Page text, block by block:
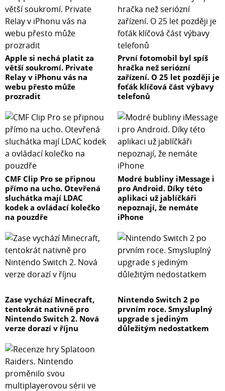
Apple si nechá platit za
větší soukromí. Private
Relay v iPhonu vás na
webu přesto může
prozradit
První fotomobil byl spíš
hračka než seriózní
zařízení. O 25 let později je
foťák klíčová část výbavy
telefonů
CMF Clip Pro se připnou
přímo na ucho. Otevřená
sluchátka mají LDAC
kodek a ovládací kolečko
na pouzdře
Modré bubliny iMessage i
pro Android. Díky této
aplikaci už jablíčkáři
nepoznají, že nemáte
iPhone
Zase vychází Minecraft,
tentokrát nativně pro
Nintendo Switch 2. Nová
verze dorazí v říjnu
Nintendo Switch 2 po
prvním roce. Smysluplný
upgrade s jediným
důležitým nedostatkem